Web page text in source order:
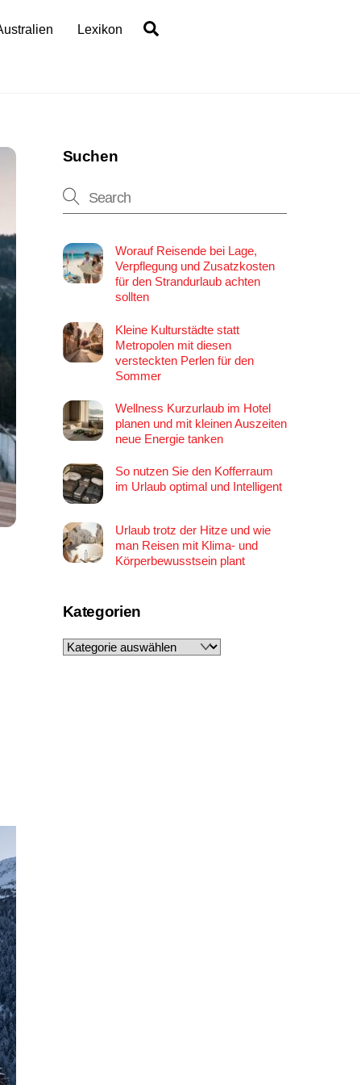
Lexikon
Suchen
Worauf Reisende bei Lage,
Verpflegung und Zusatzkosten
für den Strandurlaub achten
sollten
Kleine Kulturstädte statt
Metropolen mit diesen
versteckten Perlen für den
Sommer
Wellness Kurzurlaub im Hotel
planen und mit kleinen Auszeiten
neue Energie tanken
So nutzen Sie den Kofferraum
im Urlaub optimal und Intelligent
Urlaub trotz der Hitze und wie
man Reisen mit Klima- und
Körperbewusstsein plant
Kategorien
Kategorien